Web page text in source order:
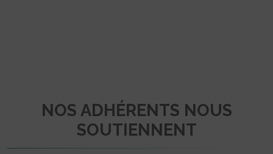
NOS ADHÉRENTS NOUS
SOUTIENNENT